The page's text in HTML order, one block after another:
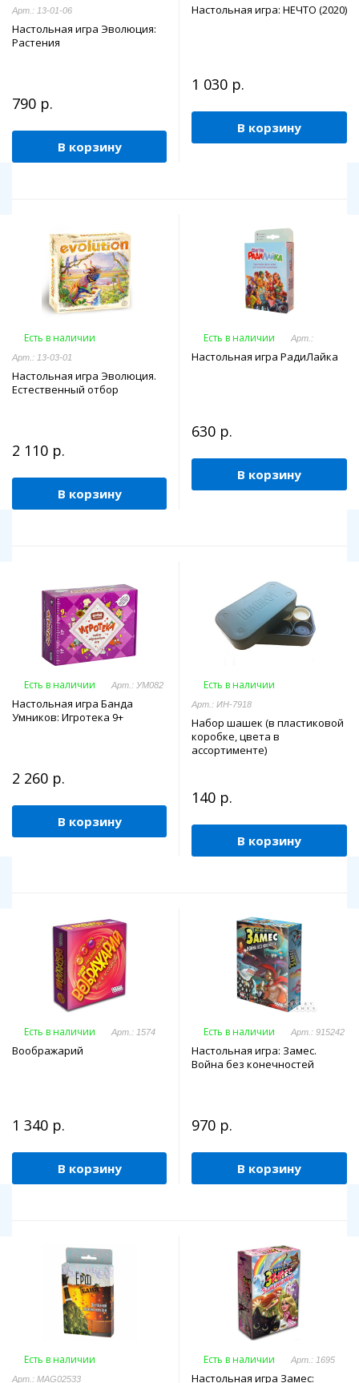
Арт.: 13-01-06
Настольная игра Эволюция:
Растения
790 р.
В корзину
Настольная игра: НЕЧТО (2020)
1 030 р.
В корзину
Есть в наличии
Арт.: 13-03-01
Настольная игра Эволюция.
Естественный отбор
2 110 р.
В корзину
Есть в наличии Арт.:
Настольная игра РадиЛайка
630 р.
В корзину
Есть в наличии Арт.: УМ082
Настольная игра Банда
Умников: Игротека 9+
2 260 р.
В корзину
Есть в наличии
Арт.: ИН-7918
Набор шашек (в пластиковой
коробке, цвета в
ассортименте)
140 р.
В корзину
Есть в наличии Арт.: 1574
Воображарий
1 340 р.
В корзину
Есть в наличии Арт.: 915242
Настольная игра: Замес.
Война без конечностей
970 р.
В корзину
Есть в наличии
Арт.: MAG02533
Есть в наличии Арт.: 1695
Настольная игра Замес: